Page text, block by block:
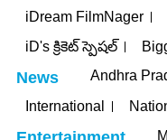
iDream FilmNager
iD's క్రికెట్ స్పెషల్
News Andhra
International